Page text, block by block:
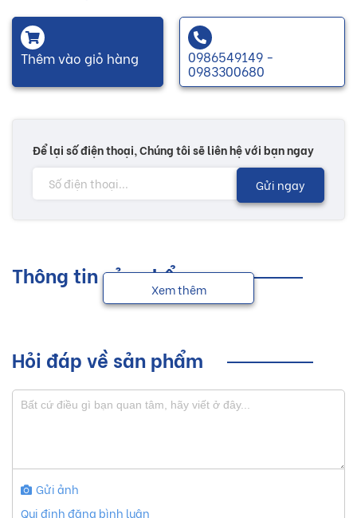
Thêm vào giỏ hàng 0986549149 -
0983300680
Để lại số điện thoại, Chúng tôi sẽ liên hệ với bạn ngay
Gửi ngay
Thông tin sản phẩm
Xem thêm
Hỏi đáp về sản phẩm
Gửi ảnh
Qui định đăng bình luận